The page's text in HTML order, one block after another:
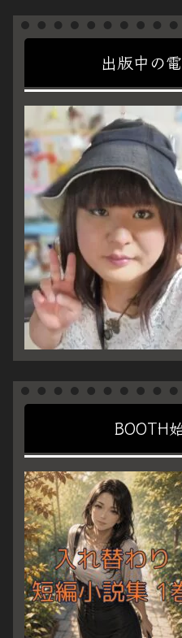
出版中の
BOOTH